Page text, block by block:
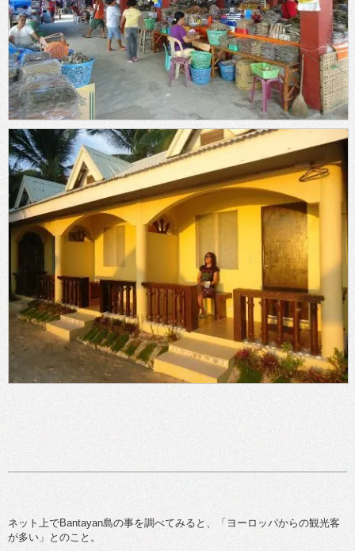
ネット上でBantayan島の事を調べてみると、「ヨーロッパからの観光客
が多い」とのこと。